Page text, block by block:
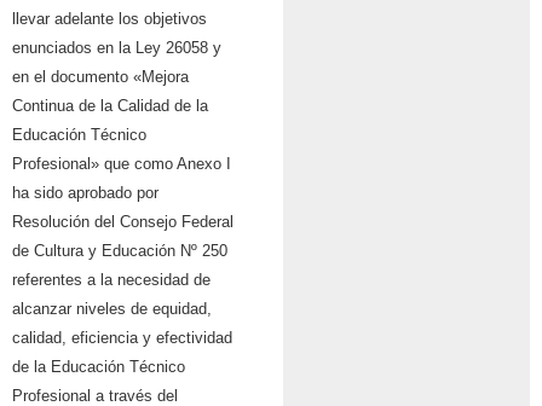
llevar adelante los objetivos
enunciados en la Ley 26058 y
en el documento «Mejora
Continua de la Calidad de la
Educación Técnico
Profesional» que como Anexo I
ha sido aprobado por
Resolución del Consejo Federal
de Cultura y Educación Nº 250
referentes a la necesidad de
alcanzar niveles de equidad,
calidad, eficiencia y efectividad
de la Educación Técnico
Profesional a través del